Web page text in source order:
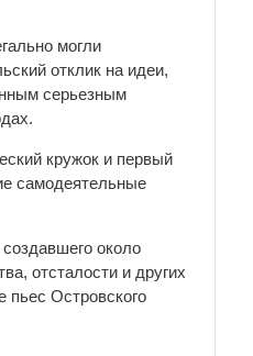
могли
отклик на идеи,
серьезным
кружок и первый
самодеятельные
около
отсталости и других
пьес Островского